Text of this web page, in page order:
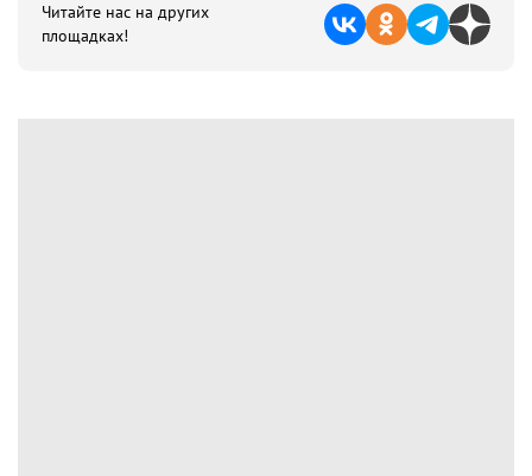
Читайте нас на других
площадках!